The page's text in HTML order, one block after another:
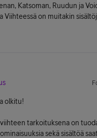
Katsoman, Ruudun ja
Viihteessä on muitakin
olkitu!
tarkoituksena on
sekä sisältöä